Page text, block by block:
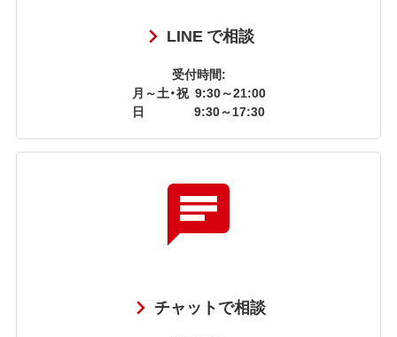
LINE で相談
受付時間:
月～土・祝 9:30～21:00
日
9:30～17:30
チャットで相談